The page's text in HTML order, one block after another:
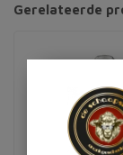
Gerelateerde